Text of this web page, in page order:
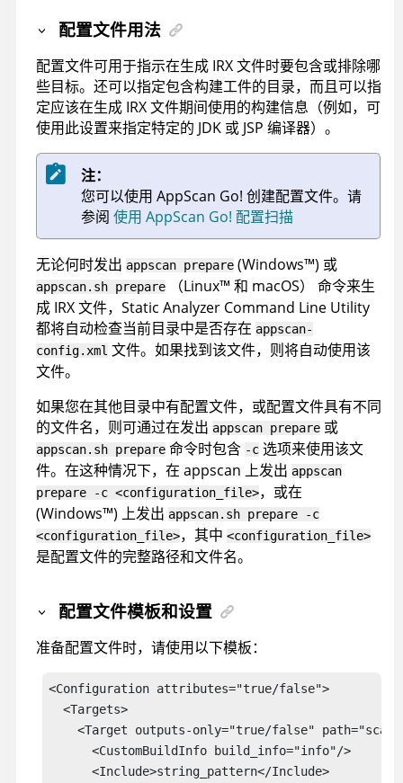
配置文件用法
配置文件可用于指示在生成 IRX文件时要包含或排除哪
些目标。还可以指定包含构建工件的目录，而且可以指
定应该在生成 IRX文件期间使用的构建信息（例如，可
使用此设置来指定特定的 JDK 或 JSP 编译器）。
注：
您可以使用 AppScan Go! 创建配置文件。请
参阅 使用 AppScan Go! 配置扫描
无论何时发出 appscan prepare (Windows™) 或
appscan.sh prepare （Linux™ 和 macOS）
命令来生
成 IRX文件， Static Analyzer Command Line Utility
都将自动检查当前目录中是否存在 appscan-
config.xml 文件。如果找到该文件，则将自动使用该
文件。
如果您在其他目录中有配置文件，或配置文件具有不同
的文件名，则可通过在发出 appscan prepare 或
appscan.sh prepare 命令时包含 -c 选项来使用该文
件。在这种情况下，在 appscan 上发出 appscan
prepare -c <configuration_file>，或在
(Windows™) 上发出 appscan.sh prepare -c
<configuration_file>，其中 <configuration_file>
是配置文件的完整路径和文件名。
配置文件模板和设置
准备配置文件时，请使用以下模板：
<Configuration attributes="true/false">
  <Targets>
<Target outputs-only="true/false"
      <CustomBuildInfo build_info="info"/>
      <Include>string_pattern</Include>